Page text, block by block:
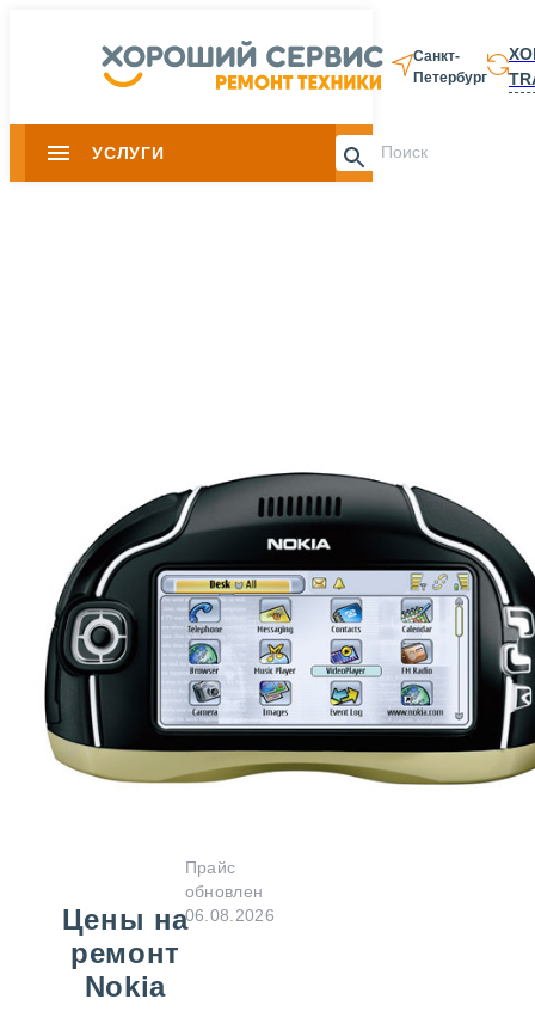
Санкт-
Петербург
УСЛУГИ 8 812 337-
Цены на
ремонт
Nokia
Прайс
обновлен
06.08.2026